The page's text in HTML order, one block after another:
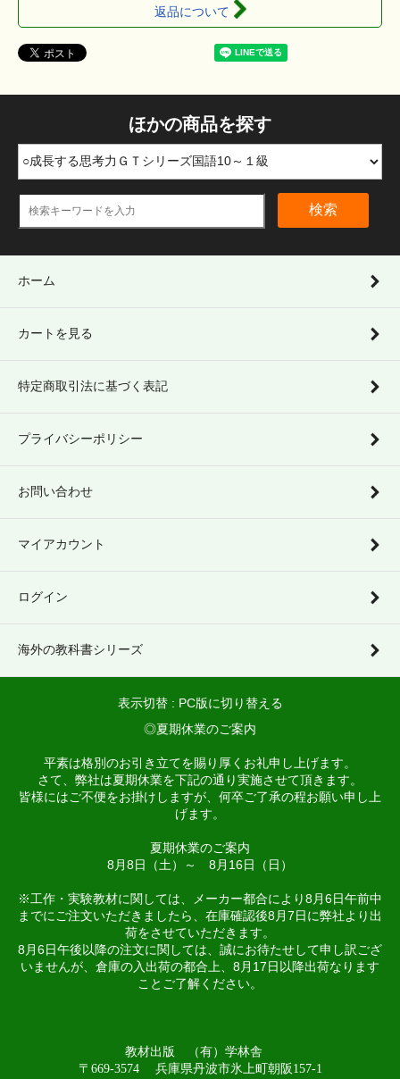
返品について
ほかの商品を探す
検索
ホーム
カートを見る
特定商取引法に基づく表記
プライバシーポリシー
お問い合わせ
マイアカウント
ログイン
海外の教科書シリーズ
表示切替 : PC版に切り替える
◎夏期休業のご案内
平素は格別のお引き立てを賜り厚くお礼申し上げます。
さて、弊社は夏期休業を下記の通り実施させて頂きます。
皆様にはご不便をお掛けしますが、何卒ご了承の程お願い申し上
げます。
夏期休業のご案内
8月8日（土）～ 8月16日（日）
※工作・実験教材に関しては、メーカー都合により8月6日午前中
までにご注文いただきましたら、在庫確認後8月7日に弊社より出
荷をさせていただきます。
8月6日午後以降の注文に関しては、誠にお待たせして申し訳ござ
いませんが、倉庫の入出荷の都合上、8月17日以降出荷なります
ことご了解ください。
教材出版 （有）学林舎
〒669-3574 兵庫県丹波市氷上町朝阪157-1